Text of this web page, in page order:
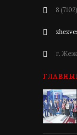
8
г.